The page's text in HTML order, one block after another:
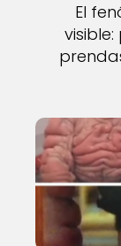
El